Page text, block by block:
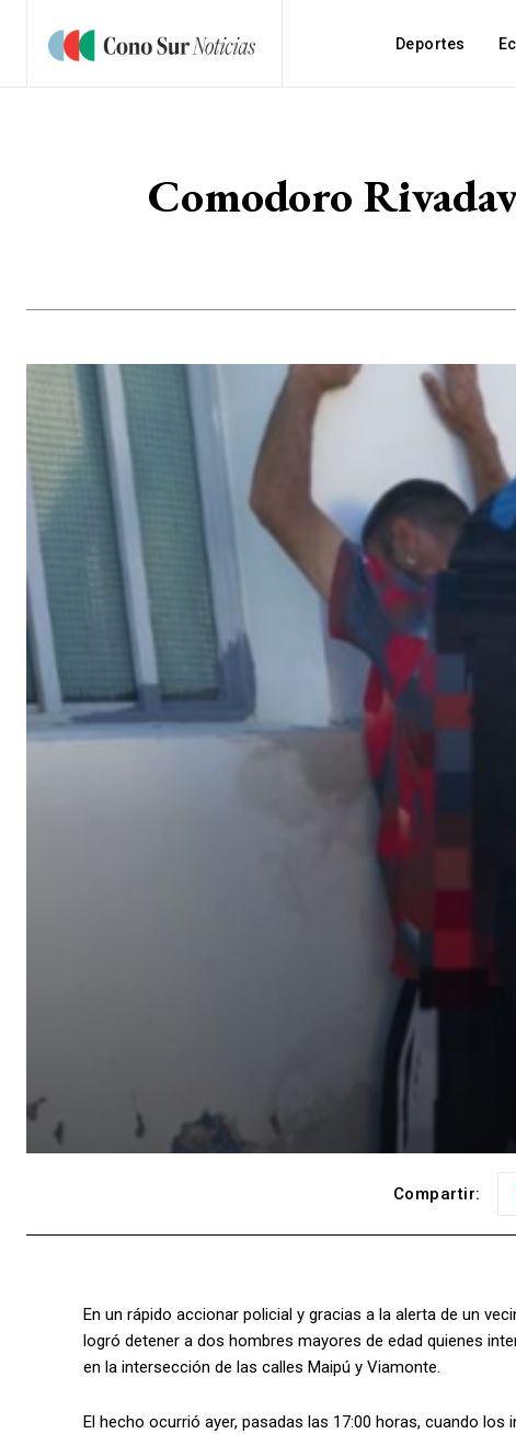
Deportes
Comodoro
Compartir:
En un rápido accionar policial y gracias a la alerta de un
logró detener a dos hombres mayores de edad quienes
en la intersección de las calles Maipú y Viamonte.
El hecho ocurrió ayer, pasadas las 17:00 horas, cuando